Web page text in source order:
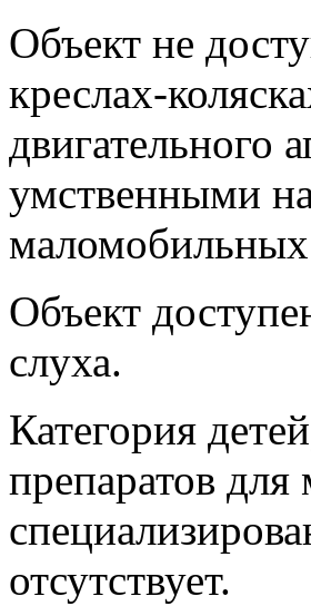
Объект не
креслах-
двигательного
умственными
маломобильных
Объект
слуха.
Категория
препаратов
отсутствует.